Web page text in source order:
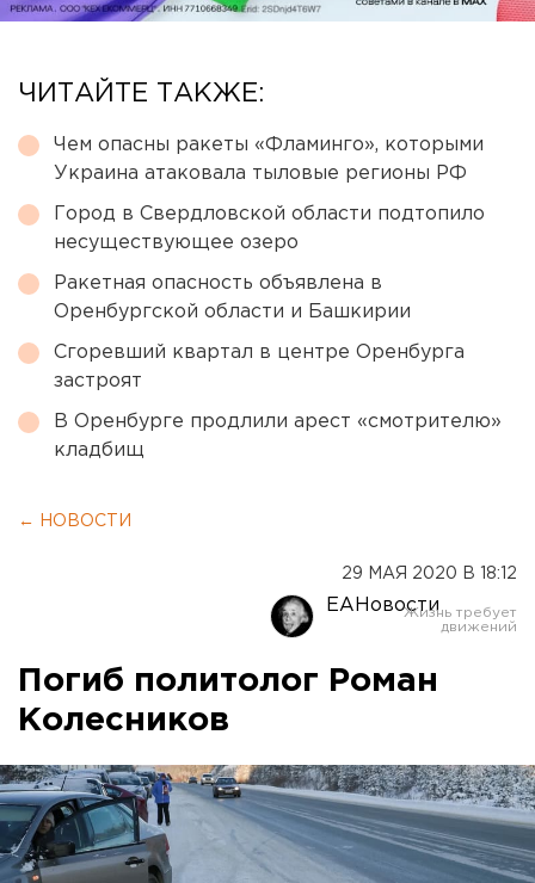
ЧИТАЙТЕ ТАКЖЕ:
Чем опасны ракеты «Фламинго», которыми
Украина атаковала тыловые регионы РФ
Город в Свердловской области подтопило
несуществующее озеро
Ракетная опасность объявлена в
Оренбургской области и Башкирии
Сгоревший квартал в центре Оренбурга
застроят
В Оренбурге продлили арест «смотрителю»
кладбищ
← НОВОСТИ
29 МАЯ 2020 В 18:12
ЕАНовости
Погиб политолог Роман
Колесников